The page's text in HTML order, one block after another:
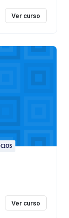
Ver curso
Ver curso